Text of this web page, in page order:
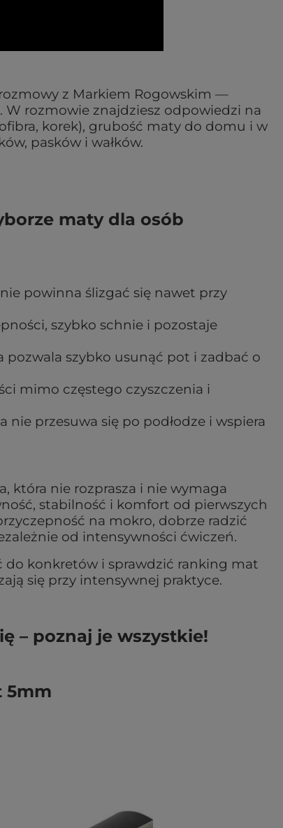
z Markiem Rogowskim —
W rozmowie znajdziesz odpowiedzi na
korek), grubość maty do domu i w
pasków i wałków.
maty dla osób
powinna ślizgać się nawet przy
szybko schnie i pozostaje
pozwala szybko usunąć pot i zadbać o
mimo częstego czyszczenia i
nie przesuwa się po podłodze i wspiera
która nie rozprasza i nie wymaga
stabilność i komfort od pierwszych
na mokro, dobrze radzić
od intensywności ćwiczeń.
do konkretów i sprawdzić ranking mat
się przy intensywnej praktyce.
– poznaj je wszystkie!
5mm